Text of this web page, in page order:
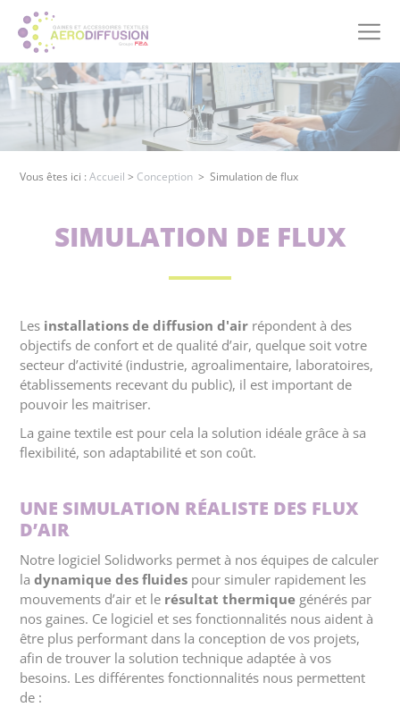
Vous êtes ici : Accueil > Conception >Simulation de flux
SIMULATION DE FLUX
Les installations de diffusion d'air répondent à des
objectifs de confort et de qualité d’air, quelque soit votre
secteur d’activité (industrie, agroalimentaire, laboratoires,
établissements recevant du public), il est important de
pouvoir les maitriser.
La gaine textile est pour cela la solution idéale grâce à sa
flexibilité, son adaptabilité et son coût.
UNE SIMULATION RÉALISTE DES FLUX
D’AIR
Notre logiciel Solidworks permet à nos équipes de calculer
ladynamique des fluides pour simuler rapidement les
mouvements d’air et le résultat thermique générés par
nos gaines. Ce logiciel et ses fonctionnalités nous aident à
être plus performant dans la conception de vos projets,
afin de trouver la solution technique adaptée à vos
besoins. Les différentes fonctionnalités nous permettent
de :
Panneau de gestion des cookies